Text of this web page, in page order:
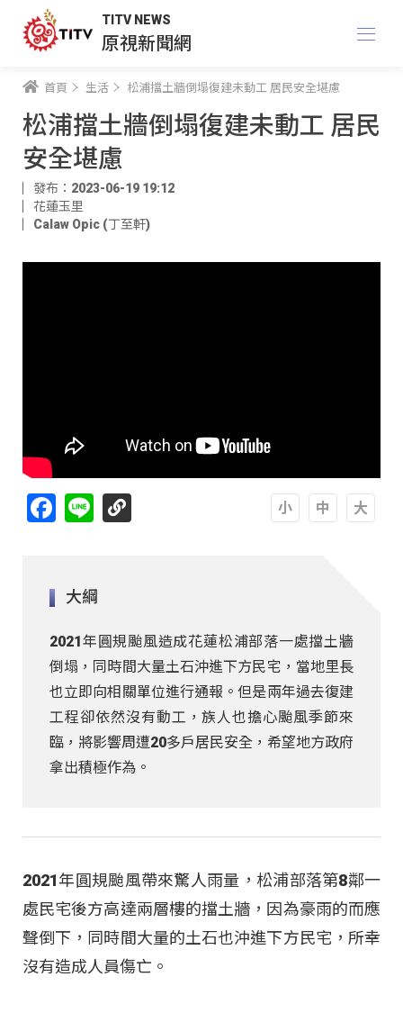
TITV NEWS
原視新聞網
首頁 生活 松浦擋土牆倒塌復建未動工 居民安全堪慮
松浦擋土牆倒塌復建未動工 居民
安全堪慮
發布：2023-06-19 19:12
花蓮玉里
Calaw Opic (丁至軒)
Facebook
Line
大綱
2021年圓規颱風造成花蓮松浦部落一處擋土牆
倒塌，同時間大量土石沖進下方民宅，當地里長
也立即向相關單位進行通報。但是兩年過去復建
工程卻依然沒有動工，族人也擔心颱風季節來
臨，將影響周遭20多戶居民安全，希望地方政府
拿出積極作為。
2021年圓規颱風帶來驚人雨量，松浦部落第8鄰一
處民宅後方高達兩層樓的擋土牆，因為豪雨的而應
聲倒下，同時間大量的土石也沖進下方民宅，所幸
沒有造成人員傷亡。